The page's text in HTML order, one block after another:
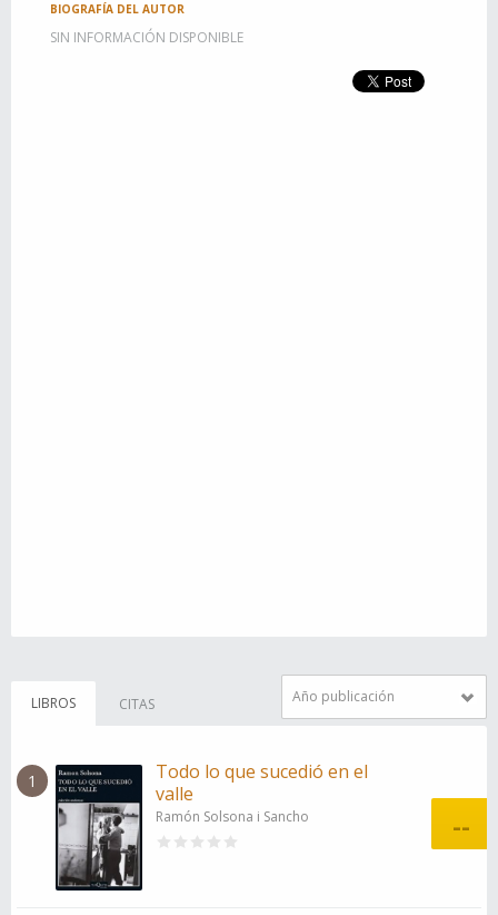
BIOGRAFÍA DEL AUTOR
SIN INFORMACIÓN DISPONIBLE
LIBROS CITAS Año publicación
1
Todo lo que sucedió en el
valle
Ramón Solsona i Sancho --